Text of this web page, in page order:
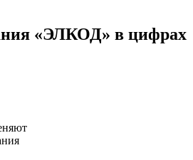
«ЭЛКОД» в цифрах